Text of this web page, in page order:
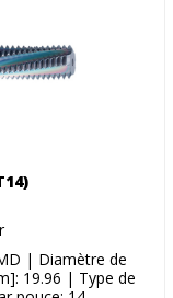
| Diamètre de
19.96 | Type de